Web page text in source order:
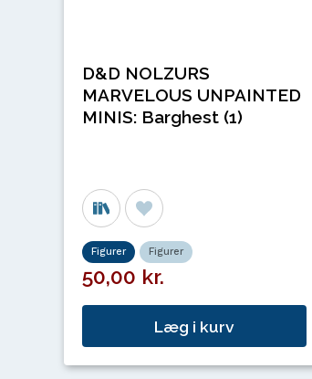
D&D NOLZURS
MARVELOUS UNPAINTED
MINIS: Barghest (1)
Figurer Figurer
50,00 kr.
Læg i kurv